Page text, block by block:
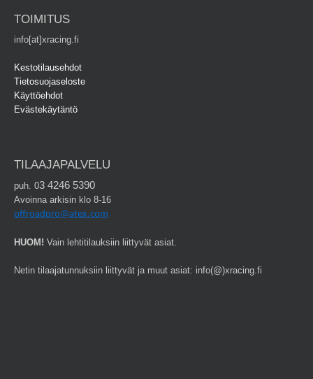
TOIMITUS
info[at]xracing.fi
Kestotilausehdot
Tietosuojaseloste
Käyttöehdot
Evästekäytäntö
TILAAJAPALVELU
puh. 03 4246 5390
Avoinna arkisin klo 8-16
offroadpro@atex.com
HUOM! Vain lehtitilauksiin liittyvät asiat.
Netin tilaajatunnuksiin liittyvät ja muut asiat: info(@)xracing.fi